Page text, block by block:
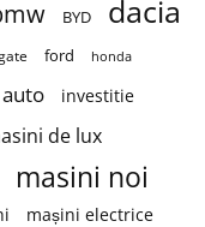
BYD dacia
ford honda
investitie
de lux
masini noi
mașini electrice